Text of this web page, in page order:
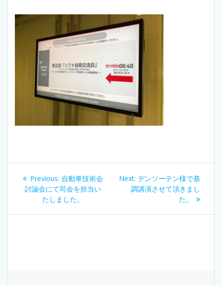
Post
navigation
Previous: Previous
post:
自動車技術会
討論会にて司会を担当い
たしました。
Next: Next
post:
デンソーテン様で基
調講演させて頂きまし
た。